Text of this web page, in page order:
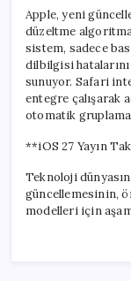
Apple, yeni
düzeltme
sistem, sadece
dilbilgisi
sunuyor. Safari
entegre çalışarak
otomatik
**iOS 27 Yayın
Teknoloji
güncellemesinin,
modelleri için